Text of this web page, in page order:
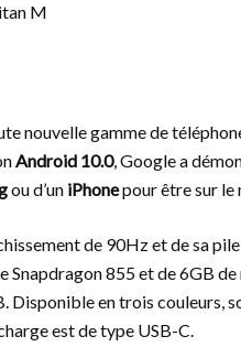
M
nouvelle gamme de
Android 10.0, Google a
ou d’un iPhonepour être sur le
de 90Hz et de sa
855 et de 6GB
Disponible en trois couleurs,
est de type USB-C.